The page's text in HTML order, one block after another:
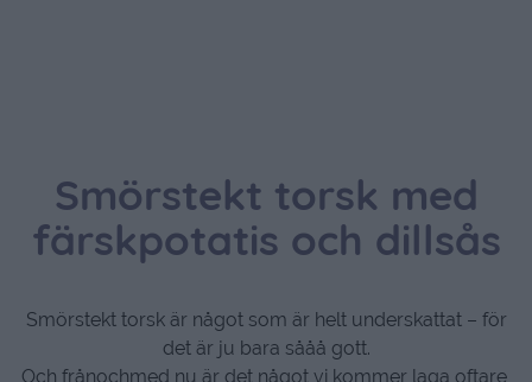
Smörstekt torsk med
färskpotatis och dillsås
Smörstekt torsk är något som är helt underskattat – för
det är ju bara sååå gott.
Och frånochmed nu är det något vi kommer laga oftare,